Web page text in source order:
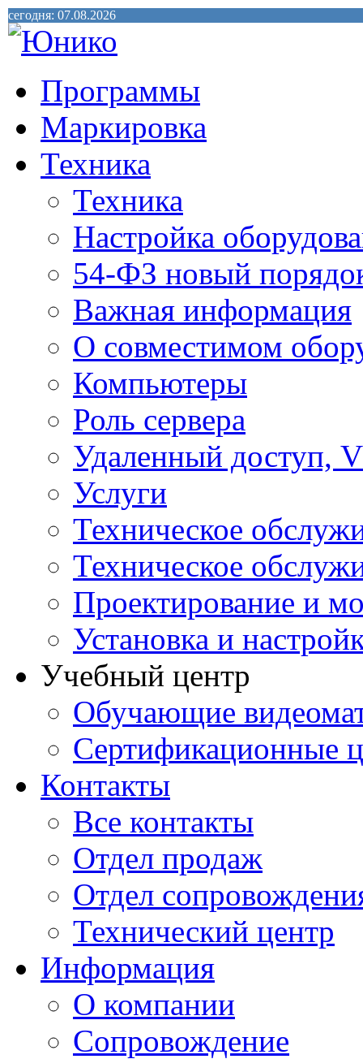
сегодня: 07.08.2026
Программы
Маркировка
Техника
Техника
Настройка
54-ФЗ новый
Важная информация
О совместимом
Компьютеры
Роль сервера
Удаленный доступ,
Услуги
Техническое
Техническое
Проектирование и
Установка и
Учебный центр
Обучающие
Сертификационные
Контакты
Все контакты
Отдел продаж
Отдел
Технический центр
Информация
О компании
Сопровождение